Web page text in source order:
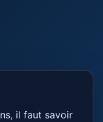
il faut savoir